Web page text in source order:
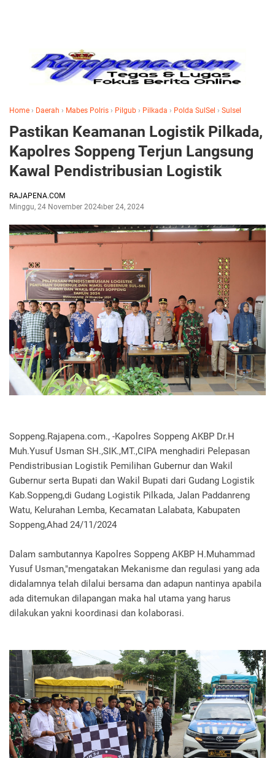
Home › Daerah › Mabes Polris › Pilgub › Pilkada › Polda SulSel › Sulsel
Pastikan Keamanan Logistik Pilkada,
Kapolres Soppeng Terjun Langsung
Kawal Pendistribusian Logistik
RAJAPENA.COM
Minggu, 24 November 2024November 24, 2024
Soppeng.Rajapena.com., -Kapolres Soppeng AKBP Dr.H
Muh.Yusuf Usman SH.,SIK.,MT.,CIPA menghadiri Pelepasan
Pendistribusian Logistik Pemilihan Gubernur dan Wakil
Gubernur serta Bupati dan Wakil Bupati dari Gudang Logistik
Kab.Soppeng,di Gudang Logistik Pilkada, Jalan Paddanreng
Watu, Kelurahan Lemba, Kecamatan Lalabata, Kabupaten
Soppeng,Ahad 24/11/2024
Dalam sambutannya Kapolres Soppeng AKBP H.Muhammad
Yusuf Usman,"mengatakan Mekanisme dan regulasi yang ada
didalamnya telah dilalui bersama dan adapun nantinya apabila
ada ditemukan dilapangan maka hal utama yang harus
dilakukan yakni koordinasi dan kolaborasi.